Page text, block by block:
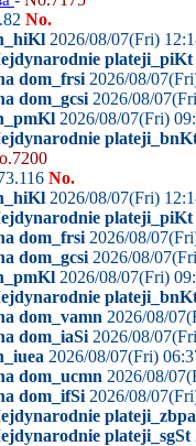
No.
2026/08/07(Fri)
plateji_piKt
dom_frsi 2026/08/
dom_gcsi 2026/08/
2026/08/07(Fri)
No.
2026/08/07(Fri)
plateji_piKt
dom_frsi 2026/08/
dom_gcsi 2026/08/
2026/08/07(Fri)
dom_vamn 2026/08/
dom_iaSi 2026/08/
2026/08/07(Fri)
dom_ucmn 2026/08/
dom_ifSi 2026/08/
plateji_zbpa
plateji_sgSt